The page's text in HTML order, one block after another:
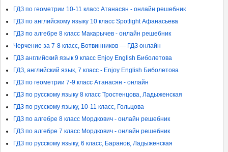
ГДЗ по геометрии 10-11 класс Атанасян - онлайн решебник
ГДЗ по английскому языку 10 класс Spotlight Афанасьева
ГДЗ по алгебре 8 класс Макарычев - онлайн решебник
Черчение за 7-8 класс, Ботвинников — ГДЗ онлайн
ГДЗ английский язык 9 класс Enjoy English Биболетова
ГДЗ, английский язык, 7 класс - Enjoy English Биболетова
ГДЗ по геометрии 7-9 класс Атанасян - онлайн
ГДЗ по русскому языку 8 класс Тростенцова, Ладыженская
ГДЗ по русскому языку, 10-11 класс, Гольцова
ГДЗ по алгебре 8 класс Мордкович - онлайн решебник
ГДЗ по алгебре 7 класс Мордкович - онлайн решебник
ГДЗ по русскому языку, 6 класс, Баранов, Ладыженская